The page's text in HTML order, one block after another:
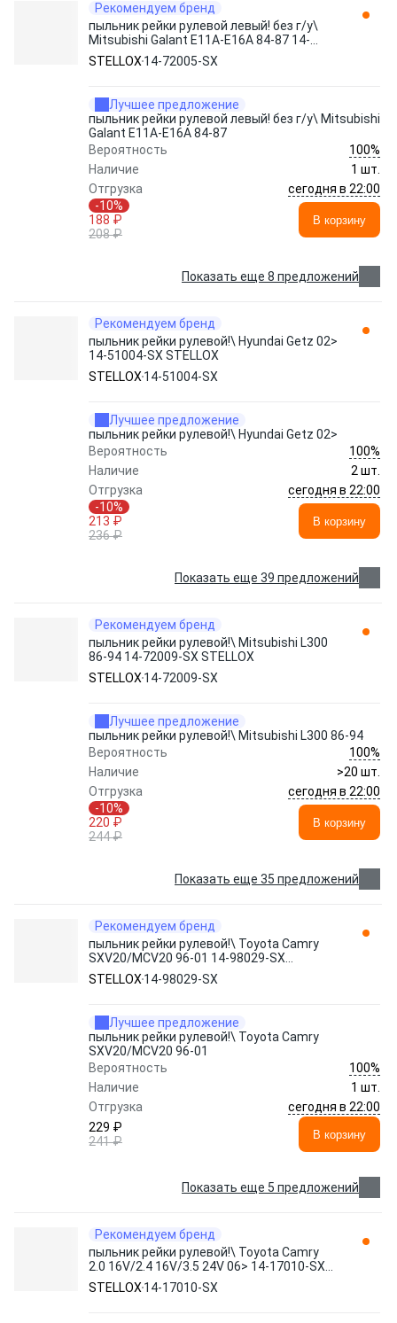
Рекомендуем бренд
пыльник рейки рулевой левый! без г/у\
Mitsubishi Galant E11A-E16A 84-87 14-
72005-SX STELLOX
STELLOX 14-72005-SX
Лучшее предложение
пыльник рейки рулевой левый! без г/у\ Mitsubishi
Galant E11A-E16A 84-87
Вероятность
100%
Наличие
1 шт.
Отгрузка
сегодня в 22:00
-10%
188 ₽
208 ₽
В корзину
Показать еще 8 предложений
Рекомендуем бренд
пыльник рейки рулевой!\ Hyundai Getz 02>
14-51004-SX STELLOX
STELLOX 14-51004-SX
Лучшее предложение
пыльник рейки рулевой!\ Hyundai Getz 02>
Вероятность
100%
Наличие
2 шт.
Отгрузка
сегодня в 22:00
-10%
213 ₽
236 ₽
В корзину
Показать еще 39 предложений
Рекомендуем бренд
пыльник рейки рулевой!\ Mitsubishi L300
86-94 14-72009-SX STELLOX
STELLOX 14-72009-SX
Лучшее предложение
пыльник рейки рулевой!\ Mitsubishi L300 86-94
Вероятность
100%
Наличие
>20 шт.
Отгрузка
сегодня в 22:00
-10%
220 ₽
244 ₽
В корзину
Показать еще 35 предложений
Рекомендуем бренд
пыльник рейки рулевой!\ Toyota Camry
SXV20/MCV20 96-01 14-98029-SX
STELLOX
STELLOX 14-98029-SX
Лучшее предложение
пыльник рейки рулевой!\ Toyota Camry
SXV20/MCV20 96-01
Вероятность
100%
Наличие
1 шт.
Отгрузка
сегодня в 22:00
229 ₽
241 ₽
В корзину
Показать еще 5 предложений
Рекомендуем бренд
пыльник рейки рулевой!\ Toyota Camry
2.0 16V/2.4 16V/3.5 24V 06> 14-17010-SX
STELLOX
STELLOX 14-17010-SX